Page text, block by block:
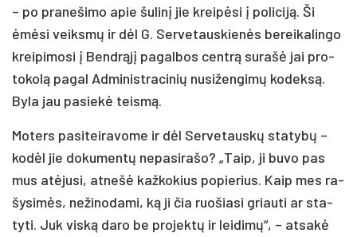
– po pra­ne­ši­mo apie šu­li­nį jie krei­pė­si į po­li­ci­ją. Ši
ėmė­si veiks­mų ir dėl G. Ser­ve­taus­kie­nės be­rei­ka­lin­go
krei­pi­mo­si į Bend­rą­jį pa­gal­bos cent­rą su­ra­šė jai pro­
to­ko­lą pa­gal Ad­mi­nist­ra­ci­nių nu­si­žen­gi­mų ko­dek­są.
By­la jau pa­sie­kė teis­mą.
Mo­ters pa­si­tei­ra­vo­me ir dėl Ser­ve­taus­kų sta­ty­bų –
ko­dėl jie do­ku­men­tų ne­pa­si­ra­šo? „Taip, ji bu­vo pas
mus atė­ju­si, at­ne­šė kaž­ko­kius po­pie­rius. Kaip mes ra­
šy­si­mės, ne­ži­no­da­mi, ką ji čia ruo­šia­si griau­ti ar sta­
ty­ti. Juk vis­ką da­ro be pro­jek­tų ir lei­di­mų“, – at­sa­kė